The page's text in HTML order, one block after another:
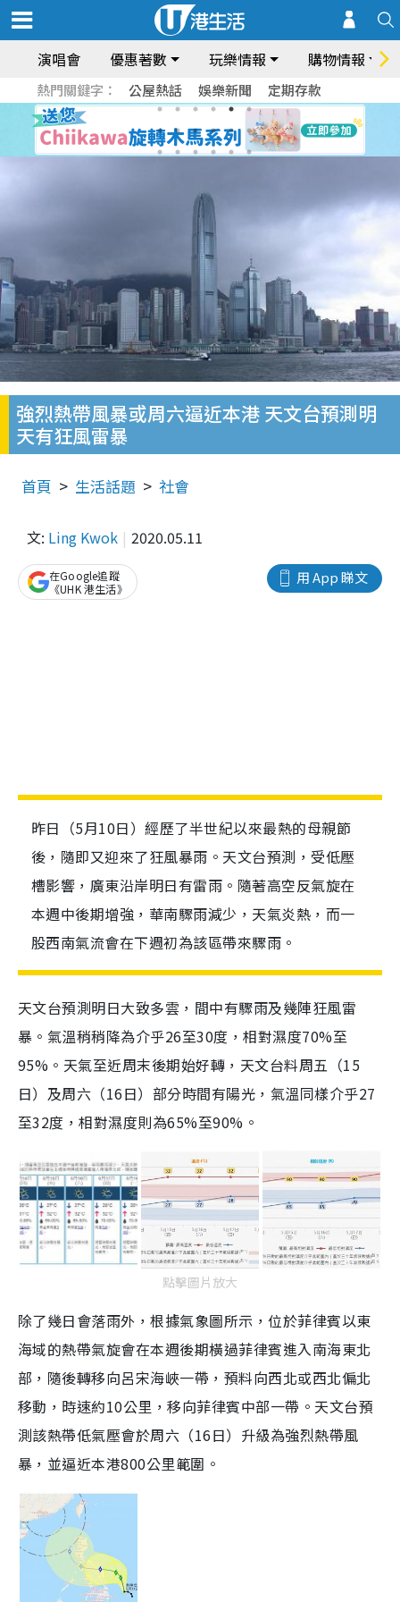
演唱會 優惠著數 玩樂情報 購物情報
熱門關鍵字： 公屋熱話 娛樂新聞 定期存款
強烈熱帶風暴或周六逼近本港 天文台預測明
天有狂風雷暴
首頁 生活話題 社會
文: Ling Kwok 2020.05.11
用 App 睇文
在Google追蹤
《UHK 港生活》
昨日（5月10日）經歷了半世紀以來最熱的母親節
後，隨即又迎來了狂風暴雨。天文台預測，受低壓
槽影響，廣東沿岸明日有雷雨。隨著高空反氣旋在
本週中後期增強，華南驟雨減少，天氣炎熱，而一
股西南氣流會在下週初為該區帶來驟雨。
天文台預測明日大致多雲，間中有驟雨及幾陣狂風雷
暴。氣溫稍稍降為介乎26至30度，相對濕度70%至
95%。天氣至近周末後期始好轉，天文台料周五（15
日）及周六（16日）部分時間有陽光，氣溫同樣介乎27
至32度，相對濕度則為65%至90%。
點擊圖片放大
除了幾日會落雨外，根據氣象圖所示，位於菲律賓以東
海域的熱帶氣旋會在本週後期橫過菲律賓進入南海東北
部，隨後轉移向呂宋海峽一帶，預料向西北或西北偏北
移動，時速約10公里，移向菲律賓中部一帶。天文台預
測該熱帶低氣壓會於周六（16日）升級為強烈熱帶風
暴，並逼近本港800公里範圍。